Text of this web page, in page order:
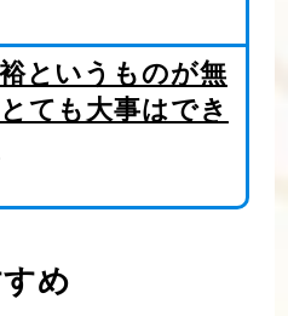
というものが無
ても大事はでき
め